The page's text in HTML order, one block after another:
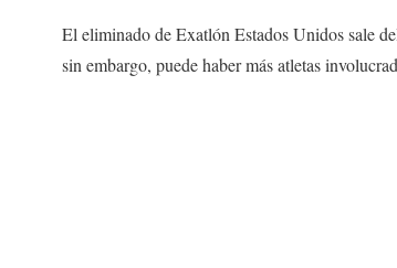
El eliminado de Exatlón Estados Unidos sale
sin embargo, puede haber más atletas